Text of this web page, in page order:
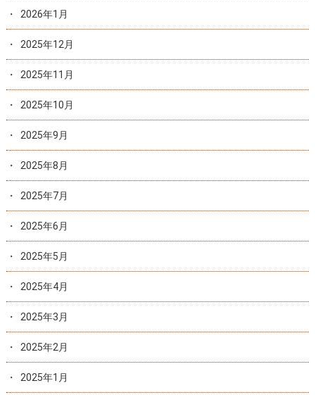
2026年1月
2025年12月
2025年11月
2025年10月
2025年9月
2025年8月
2025年7月
2025年6月
2025年5月
2025年4月
2025年3月
2025年2月
2025年1月